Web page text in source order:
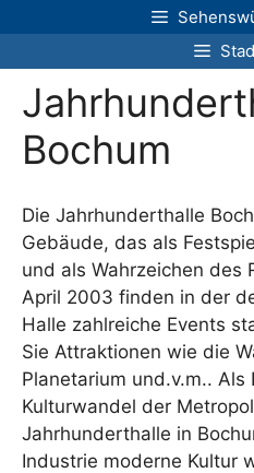
Inhalt
springen
Bochum
Die Jahrhunderthalle
Gebäude, das als
und als Wahrzeichen des
April 2003 finden in der
Halle zahlreiche Events
Sie Attraktionen wie die
Planetarium und.v.m..
Kulturwandel der
Jahrhunderthalle in
Industrie moderne Kultur